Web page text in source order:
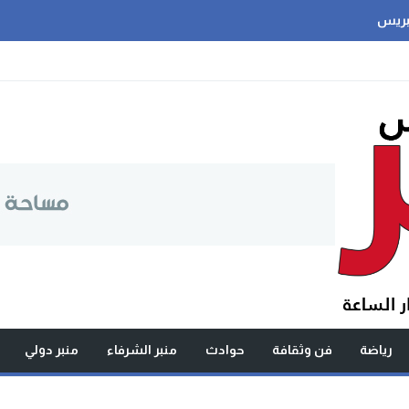
رياضة فن وثقافة حوادث منبر الشرفاء منبر دولي